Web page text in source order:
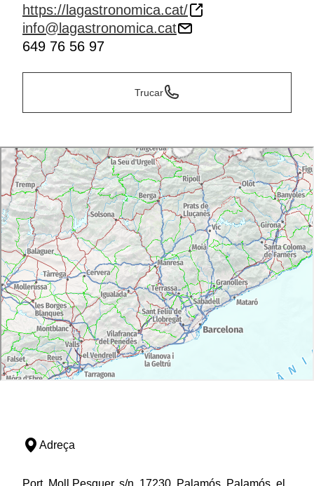
https://lagastronomica.cat/
info@lagastronomica.cat
649 76 56 97
Trucar
Adreça
Port, Moll Pesquer, s/n, 17230, Palamós, Palamós, el